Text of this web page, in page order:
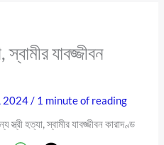
যাবজ্জীবন
2024/ 1 minute of reading
স্ত্রী হত্যা, স্বামীর যাবজ্জীবন কারাদণ্ড